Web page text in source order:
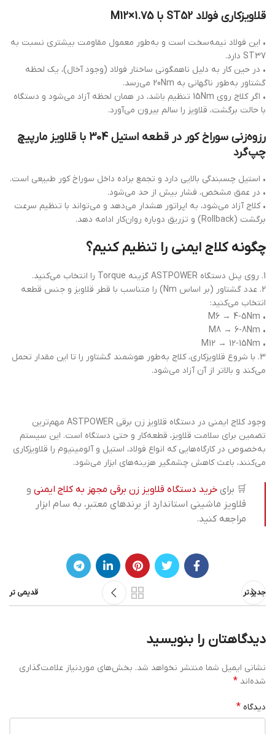
قلاویزکاری فولاد ST52 با M12×1.75
• این فولاد نیمه‌سخت است و به‌طور معمول مقاومت بیشتری نسبت به
ST37 دارد.
• در حین کار به دلیل ناهمگونی ساختار فولاد (وجود آخال)، یک لحظه
گشتاور به‌طور ناگهانی به 20Nm می‌رسد.
• اگر کلاج روی 15Nm تنظیم باشد، در همان لحظه آزاد می‌شود و دستگاه
با حالت برگشت، قلاویز را سالم بیرون می‌آورد.
رزوه‌زنی سوراخ کور در قطعه استیل 304 با قلاویز مارپیچ
چپ‌گرد
• استیل چسبندگی بالایی دارد و تجمع براده داخل سوراخ کور طبیعی است.
• در عمق مشخص، فشار بیش از حد می‌شود.
• کلاج آزاد می‌شود، به اپراتور هشدار می‌دهد و می‌تواند با تنظیم سرعت
برگشت (Rollback) و تزریق دوباره روان‌کار ادامه دهد.
چگونه کلاج ایمنی را تنظیم کنیم؟
1. روی پنل دستگاه ASTPOWER گزینه Torque را انتخاب می‌کنید.
2. عدد گشتاور (بر اساس Nm) را متناسب با قطر قلاویز و جنس قطعه
انتخاب می‌کنید:
• M6 → 4-5Nm
• M8 → 6-8Nm
• M12 → 12-15Nm
3. با شروع قلاویزکاری، کلاج به‌طور هوشمند گشتاور را تا این مقدار تحمل
می‌کند و بالاتر از آن آزاد می‌شود.
وجود کلاج ایمنی در دستگاه قلاویز زن برقی ASTPOWER مهم‌ترین
تضمین برای سلامت قلاویز، قطعه‌کار و حتی دستگاه است. این سیستم
به‌خصوص در کارگاه‌هایی که انواع فولاد، استیل و آلومینیوم را قلاویزکاری
می‌کنند، باعث کاهش چشمگیر هزینه‌های ابزار می‌شود.
🛒 برای خرید دستگاه قلاویز زن برقی مجهز به کلاج ایمنی و
قلاویز ماشینی استاندارد از برندهای معتبر، به سام ابزار
مراجعه کنید.
جدیدتر قدیمی تر
دیدگاهتان را بنویسید
نشانی ایمیل شما منتشر نخواهد شد. بخش‌های موردنیاز علامت‌گذاری
شده‌اند *
دیدگاه *